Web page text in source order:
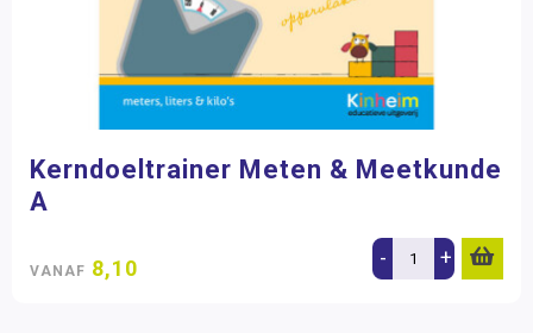
Kerndoeltrainer Meten & Meetkunde
A
VANAF 8,10 - +